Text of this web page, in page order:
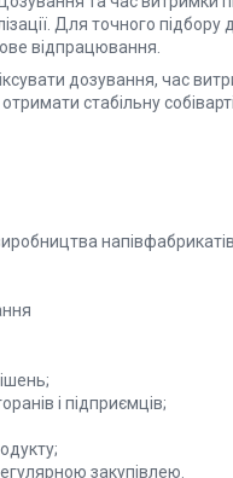
Для точного підбору
відпрацювання.
дозування, час
стабільну
напівфабрикатів
і підприємців;
закупівлею.